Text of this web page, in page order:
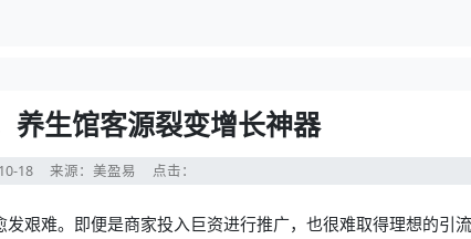
养生馆客源裂变增长神器
18 来源：美盈易 点击：
艰难。即便是商家投入巨资进行推广，也很难取得理想的引